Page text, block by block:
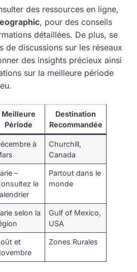
des ressources en ligne,
, pour des conseils
détaillées. De plus, se
de discussions sur les réseaux
des insights précieux ainsi
sur la meilleure période
Meilleure
Période
Destination
Recommandée
à
Churchill,
Canada
–
le
Partout dans le
monde
selon la
Gulf of Mexico,
USA
et
Zones Rurales